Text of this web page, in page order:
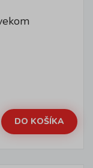
DO KOŠÍKA